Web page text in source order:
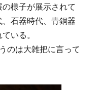
様子が展示されて
石器時代、青銅器
いる。
のは大雑把に言って